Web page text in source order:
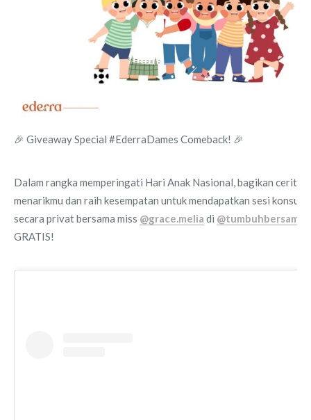
🎉 Giveaway Special #EderraDames Comeback! 🎉
Dalam rangka memperingati Hari Anak Nasional, bagikan cerita
menarikmu dan raih kesempatan untuk mendapatkan sesi
secara privat bersama miss @grace.melia di
GRATIS!